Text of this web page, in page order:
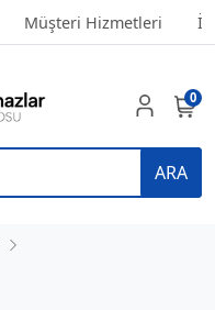
Müşteri Hizmetleri
ARA
0